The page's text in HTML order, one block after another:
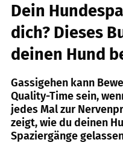
Dein
dich? Dieses
deinen Hund
Gassigehen kann
Quality-Time sein,
jedes Mal zur
zeigt, wie du deinen
Spaziergänge